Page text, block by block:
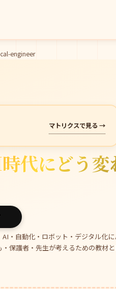
engineer
マトリクスで見る →
代にどう変
・自動化・ロボット・デジタル化
保護者・先生が考えるための教材